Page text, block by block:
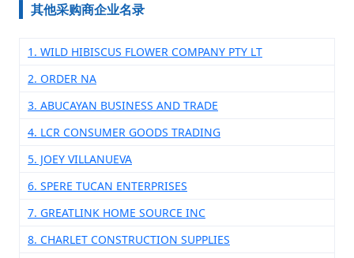
其他采购商企业名录
1. WILD HIBISCUS FLOWER COMPANY PTY LT
2. ORDER NA
3. ABUCAYAN BUSINESS AND TRADE
4. LCR CONSUMER GOODS TRADING
5. JOEY VILLANUEVA
6. SPERE TUCAN ENTERPRISES
7. GREATLINK HOME SOURCE INC
8. CHARLET CONSTRUCTION SUPPLIES